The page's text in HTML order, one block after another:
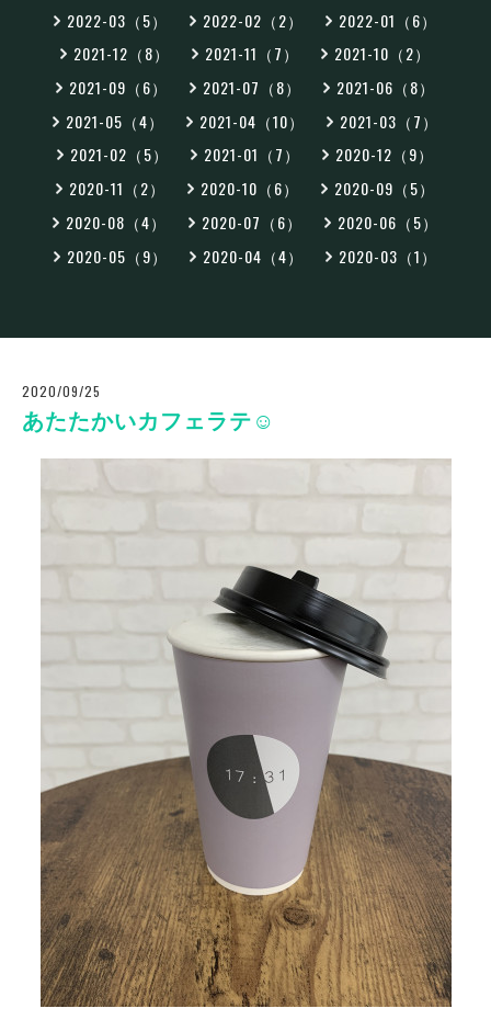
2022-03（5）
2022-02（2）
2022-01（6）
2021-12（8）
2021-11（7）
2021-10（2）
2021-09（6）
2021-07（8）
2021-06（8）
2021-05（4）
2021-04（10）
2021-03（7）
2021-02（5）
2021-01（7）
2020-12（9）
2020-11（2）
2020-10（6）
2020-09（5）
2020-08（4）
2020-07（6）
2020-06（5）
2020-05（9）
2020-04（4） 2020-03（1）
2020/09/25
あたたかいカフェラテ☺️